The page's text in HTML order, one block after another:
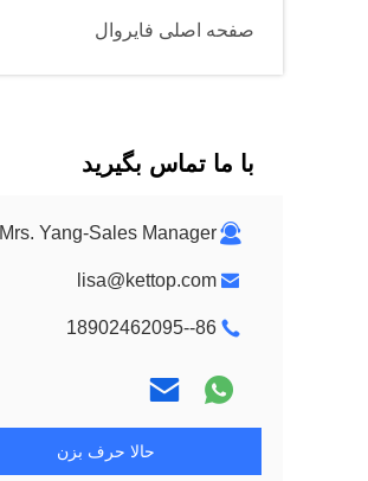
صفحه اصلی فایروال
با ما تماس بگیرید
Mrs. Yang-Sales Manager
lisa@kettop.com
86--18902462095
حالا حرف بزن